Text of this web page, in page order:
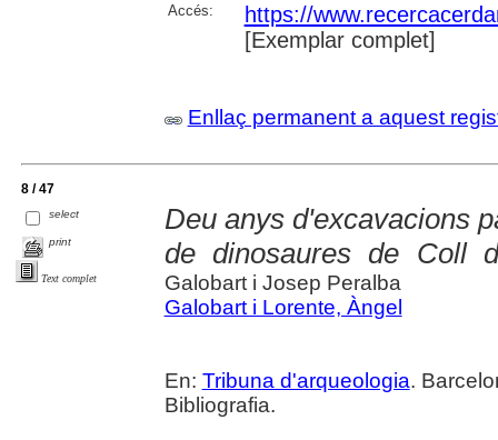
Accés:
https://
[Exemplar complet]
Enllaç permanent a aquest
8 / 47
select
print
Text complet
Deu anys d'excavacions
de dinosaures de Coll
Galobart i Josep Peralba
Galobart i Lorente, Àngel
En: Tribuna d'arqueologia.
Bibliografia.